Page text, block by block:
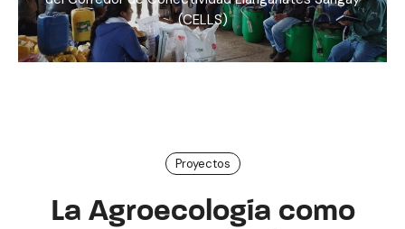
(CELLS)
Proyectos
La Agroecología como